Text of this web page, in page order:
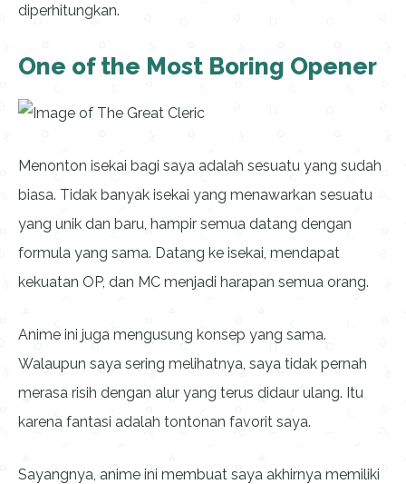
diperhitungkan.
One of the Most Boring Opener
Menonton isekai bagi saya adalah sesuatu yang sudah
biasa. Tidak banyak isekai yang menawarkan sesuatu
yang unik dan baru, hampir semua datang dengan
formula yang sama. Datang ke isekai, mendapat
kekuatan OP, dan MC menjadi harapan semua orang.
Anime ini juga mengusung konsep yang sama.
Walaupun saya sering melihatnya, saya tidak pernah
merasa risih dengan alur yang terus didaur ulang. Itu
karena fantasi adalah tontonan favorit saya.
Sayangnya, anime ini membuat saya akhirnya memiliki